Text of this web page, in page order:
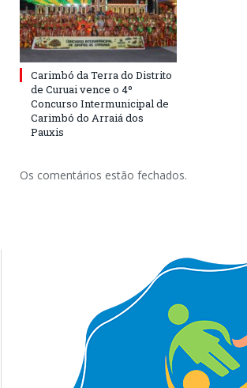
Carimbó da Terra do Distrito
de Curuai vence o 4º
Concurso Intermunicipal de
Carimbó do Arraiá dos
Pauxis
Os comentários estão fechados.